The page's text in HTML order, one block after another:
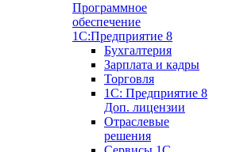
Программное
обеспечение
1С:Предприятие 8
Бухгалтерия
Зарплата и кадры
Торговля
1C: Предприятие 8
Доп. лицензии
Отраслевые
решения